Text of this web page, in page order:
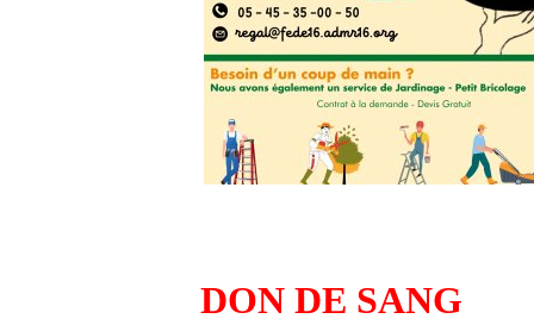
DON DE SANG